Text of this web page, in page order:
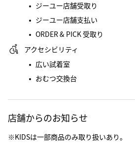
ジーユー店舗受取り
ジーユー店舗支払い
ORDER & PICK 受取り
アクセシビリティ
広い試着室
おむつ交換台
店舗からのお知らせ
※KIDSは一部商品のみ取り扱いあり。